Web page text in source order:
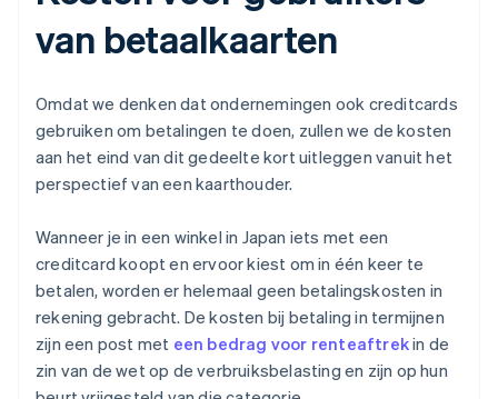
van betaalkaarten
Omdat we denken dat ondernemingen ook creditcards
gebruiken om betalingen te doen, zullen we de kosten
aan het eind van dit gedeelte kort uitleggen vanuit het
perspectief van een kaarthouder.
Wanneer je in een winkel in Japan iets met een
creditcard koopt en ervoor kiest om in één keer te
betalen, worden er helemaal geen betalingskosten in
rekening gebracht. De kosten bij betaling in termijnen
zijn een post met een bedrag voor renteaftrekin de
zin van de wet op de verbruiksbelasting en zijn op hun